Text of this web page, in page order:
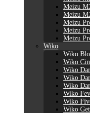
Meizu
Meizu
Meizu
Meizu
Meizu
Wiko
Wiko
Wiko
Wiko
Wiko
Wiko
Wiko
Wiko
Wiko